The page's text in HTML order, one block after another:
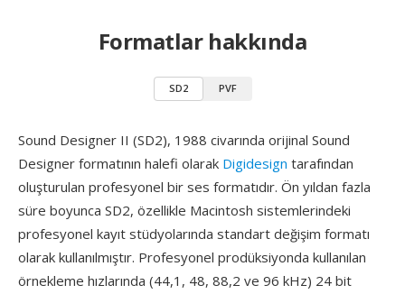
Formatlar hakkında
SD2 PVF
Sound Designer II (SD2), 1988 civarında orijinal Sound
Designer formatının halefi olarak Digidesign tarafından
oluşturulan profesyonel bir ses formatıdır. Ön yıldan fazla
süre boyunca SD2, özellikle Macintosh sistemlerindeki
profesyonel kayıt stüdyolarında standart değişim formatı
olarak kullanılmıştır. Profesyonel prodüksiyonda kullanılan
örnekleme hızlarında (44,1, 48, 88,2 ve 96 kHz) 24 bit